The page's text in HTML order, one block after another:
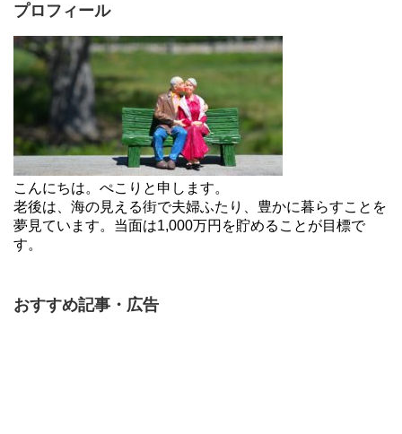
プロフィール
こんにちは。ぺこりと申します。
老後は、海の見える街で夫婦ふたり、豊かに暮らすことを
夢見ています。当面は1,000万円を貯めることが目標で
す。
おすすめ記事・広告